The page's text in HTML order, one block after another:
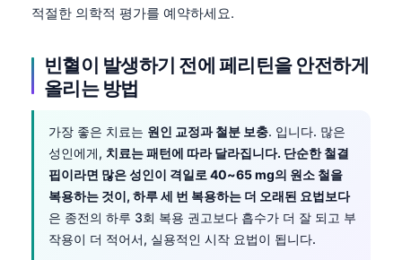
적절한 의학적 평가를 예약하세요.
빈혈이 발생하기 전에 페리틴을 안전하게
올리는 방법
가장 좋은 치료는 원인 교정과 철분 보충. 입니다. 많은
성인에게, 치료는 패턴에 따라 달라집니다. 단순한 철결
핍이라면 많은 성인이 격일로 40~65 mg의 원소 철을
복용하는 것이, 하루 세 번 복용하는 더 오래된 요법보다
은 종전의 하루 3회 복용 권고보다 흡수가 더 잘 되고 부
작용이 더 적어서, 실용적인 시작 요법이 됩니다.
Lietuvių kalba
Polski
Slovenščina
Magyar
Shqip
বাংলা
اردو
తెలుగు